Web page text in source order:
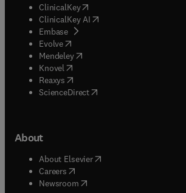
ClinicalKey(opens in new tab/window
ClinicalKey AI opens in new tab/window
Embase( opens in new tab/window
Evolve(opens in new tab/window
Mendeley( opens in new tab/window
Knovel (opens in new tab/window
Reaxys (opens in new tab/window
ScienceDirect(opens in new tab/window
About
About Elsevier( opens in new tab/window
Careers opens in new tab/window
Newsroom( opens in new tab/window